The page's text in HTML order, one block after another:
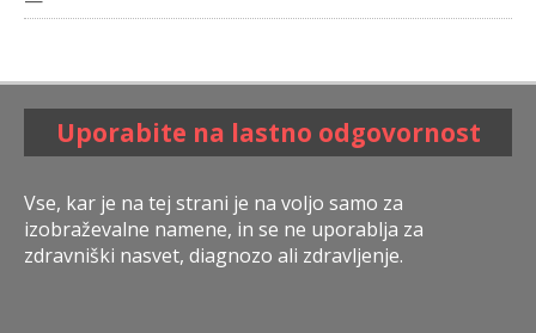
Uporabite na lastno odgovornost
Vse, kar je na tej strani je na voljo samo za
izobraževalne namene, in se ne uporablja za
zdravniški nasvet, diagnozo ali zdravljenje.